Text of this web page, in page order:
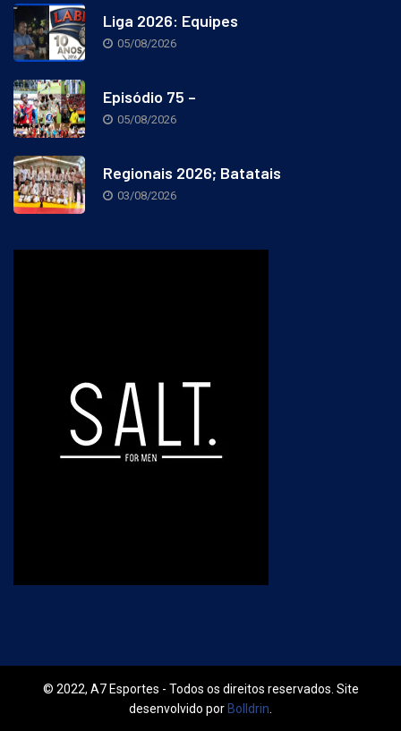
Liga 2026: Equipes
05/08/2026
Episódio 75 –
05/08/2026
Regionais 2026; Batatais
03/08/2026
© 2022, A7 Esportes - Todos os direitos reservados. Site
desenvolvido por Bolldrin.